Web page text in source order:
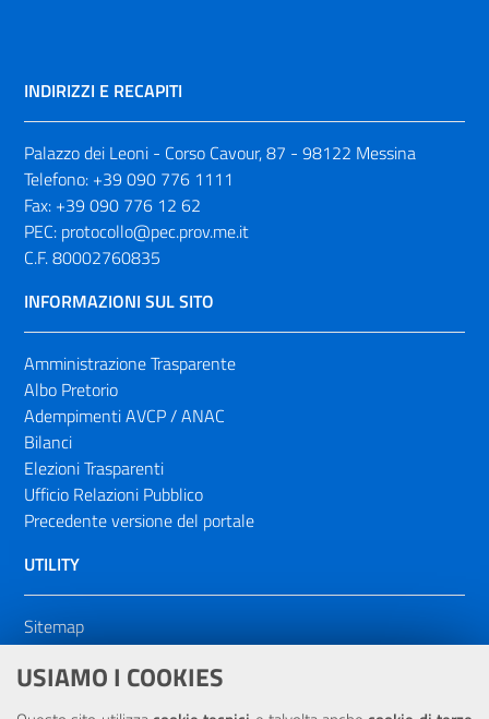
USIAMO I COOKIES
INDIRIZZI E RECAPITI
Palazzo dei Leoni - Corso Cavour, 87 - 98122 Messina
Telefono: +39 090 776 1111
Fax: +39 090 776 12 62
PEC: protocollo@pec.prov.me.it
C.F. 80002760835
INFORMAZIONI SUL SITO
Amministrazione Trasparente
Albo Pretorio
Adempimenti AVCP / ANAC
Bilanci
Elezioni Trasparenti
Ufficio Relazioni Pubblico
Precedente versione del portale
UTILITY
Sitemap
Dichiarazione di accessibilità
NOTE LEGALI